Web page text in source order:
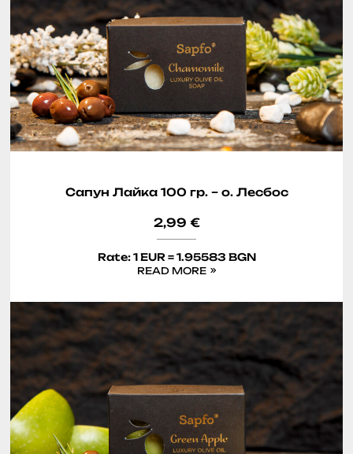
Сапун Лайка 100 гр. – о. Лесбос
2,99 €
Rate: 1 EUR = 1.95583 BGN
READ MORE